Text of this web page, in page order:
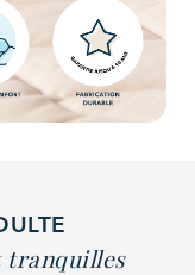
tranquilles